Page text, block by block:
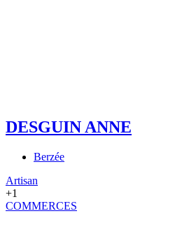
DESGUIN ANNE
Berzée
Artisan
+1
COMMERCES